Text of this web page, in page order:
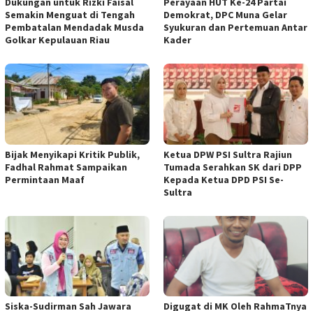
Semakin Menguat di Tengah
Pembatalan Mendadak Musda
Golkar Kepulauan Riau
Demokrat, DPC Muna Gelar
Syukuran dan Pertemuan Antar
Kader
Bijak Menyikapi Kritik Publik,
Fadhal Rahmat Sampaikan
Permintaan Maaf
Ketua DPW PSI Sultra Rajiun
Tumada Serahkan SK dari DPP
Kepada Ketua DPD PSI Se-
Sultra
Siska-Sudirman Sah Jawara Digugat di MK Oleh RahmaTnya